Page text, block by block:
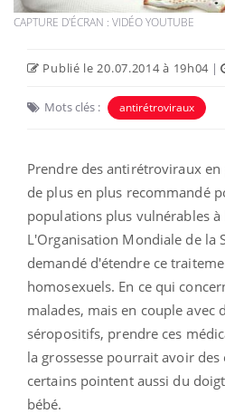
CAPTURE D'ÉCRAN : VIDÉO YOUTUBE
Publié le 20.07.2014 à 19h04 |
Mots clés : antirétroviraux
Prendre des antirétroviraux
de plus en plus recommandé
populations plus vulnérables à
L'Organisation Mondiale de la
demandé d'étendre ce
homosexuels. En ce qui
malades, mais en couple avec
séropositifs, prendre ces
la grossesse pourrait avoir
certains pointent aussi du
bébé.